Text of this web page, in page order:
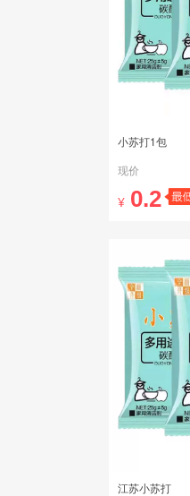
小苏打1包
现价
¥ 0.2
江苏小苏打